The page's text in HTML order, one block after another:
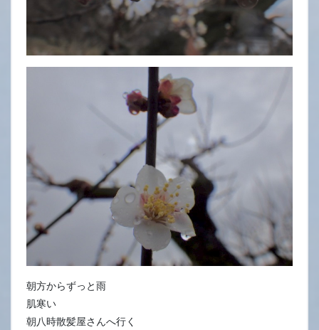
朝方からずっと雨
肌寒い
朝八時散髪屋さんへ行く